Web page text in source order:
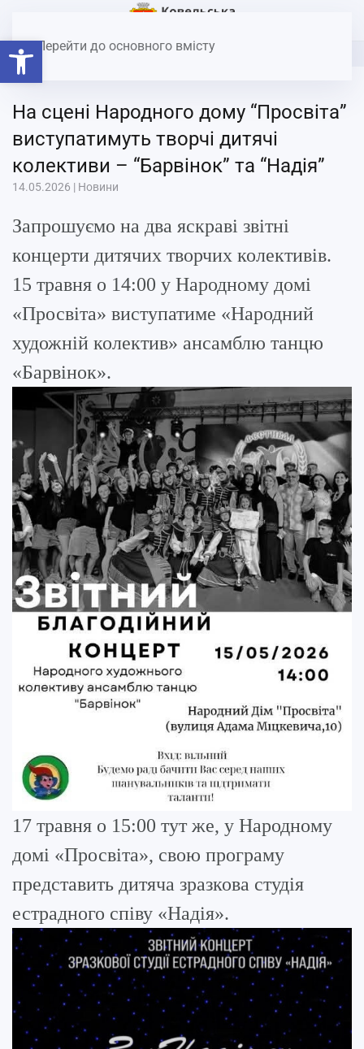
Відкрити Панель інструментів
Перейти до основного вмісту
виступатимуть творчі дитячі колективи – “Барвінок” та “Надія”
На сцені Народного дому “Просвіта”
виступатимуть творчі дитячі
колективи – “Барвінок” та “Надія”
14.05.2026 | Новини
Запрошуємо на два яскраві звітні
концерти дитячих творчих колективів.
15 травня о 14:00 у Народному домі
«Просвіта» виступатиме «Народний
художній колектив» ансамблю танцю
«Барвінок».
17 травня о 15:00 тут же, у Народному
домі «Просвіта», свою програму
представить дитяча зразкова студія
естрадного співу «Надія».